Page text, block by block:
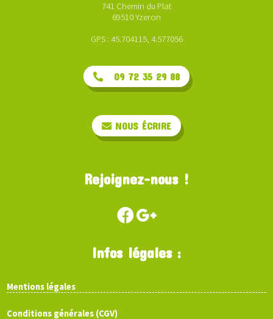
741 Chemin du Plat
69510 Yzeron
GPS : 45.704115, 4.577056
09 72 35 29 88
NOUS ÉCRIRE
Rejoignez-nous !
Infos légales :
Mentions légales
Conditions générales (CGV)